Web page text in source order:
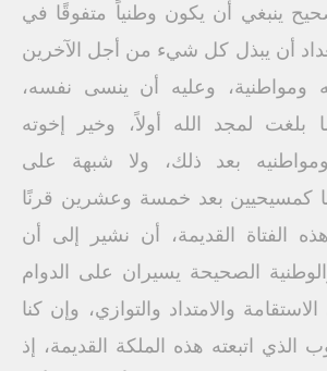
ينبغي أن يكون وطنياً متفوقًا في
أن يبذل كل شيء من أجل الآخرين
ومواطنية، وعليه أن ينسى نفسه،
بلغت لمجد الله أولاً، وخير إخوته
بعد ذلك، ولا شبهة على
كمسيحيين بعد خمسة وعشرين قرنًا
الفتاة القديمة، أن نشير إلى أن
الصحيحة يسيران على الدوام
والامتداد والتوازي، وإن كنا
الذي اتبعته هذه الملكة القديمة، إذ